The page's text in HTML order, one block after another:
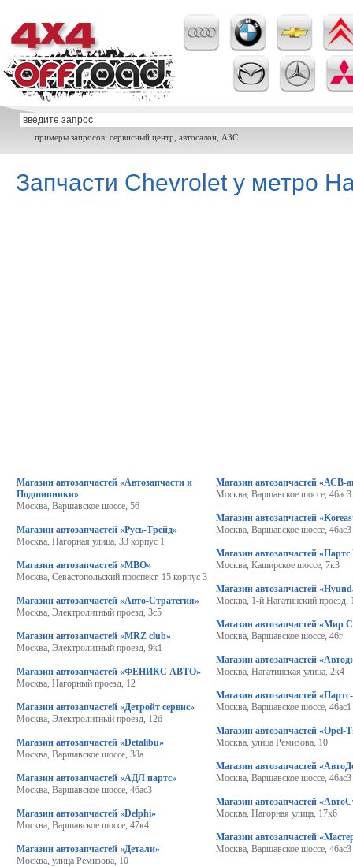
примеры запросов: сервисный центр, автосалон, АЗС
Запчасти Chevrolet у метро
Магазин автозапчастей «Автозапчасти и
Подшипники»
Москва, Варшавское шоссе, 56
Магазин автозапчастей «Русь-Трейд»
Москва, Нагорная улица, 33 корпус 1
Магазин автозапчастей «МВО»
Москва, Севастопольский проспект, 15 корпус 3
Магазин автозапчастей «Авто-Стратегия»
Москва, Электролитный проезд, 3с5
Магазин автозапчастей «MRZ club»
Москва, Электролитный проезд, 9к1
Магазин автозапчастей «ФЕНИКС АВТО»
Москва, Нагорный проезд, 12
Магазин автозапчастей «Детройт сервис»
Москва, Электролитный проезд, 12б
Магазин автозапчастей «Detalibu»
Москва, Варшавское шоссе, 38а
Магазин автозапчастей «АДЛ партс»
Москва, Варшавское шоссе, 46ас3
Магазин автозапчастей «Delphi»
Москва, Варшавское шоссе, 47к4
Магазин автозапчастей «Детали»
Москва, улица Ремизова, 10
Магазин автозапчастей «АСВ-
Москва, Варшавское шоссе, 46ас3
Магазин автозапчастей
Москва, Варшавское шоссе, 46ас3
Магазин автозапчастей
Москва, Каширское шоссе, 7к3
Магазин автозапчастей
Москва, 1-й Нагатинский проезд,
Магазин автозапчастей «Мир
Москва, Варшавское шоссе, 46г
Магазин автозапчастей
Москва, Нагатинская улица, 2к4
Магазин автозапчастей
Москва, Варшавское шоссе, 46ас1
Магазин автозапчастей «Opel-
Москва, улица Ремизова, 10
Магазин автозапчастей
Москва, Варшавское шоссе, 46ас3
Магазин автозапчастей
Москва, Нагорная улица, 17к6
Магазин автозапчастей
Москва, Варшавское шоссе, 46ас3